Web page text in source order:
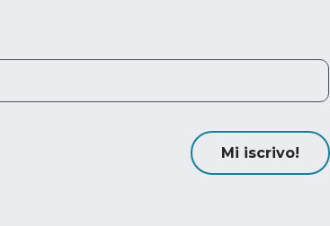
Mi iscrivo!